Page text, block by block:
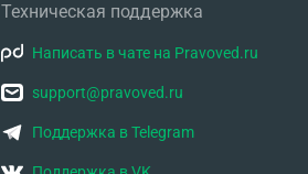
Техническая поддержка
Написать в чате на Pravoved.ru
support@pravoved.ru
Поддержка в Telegram